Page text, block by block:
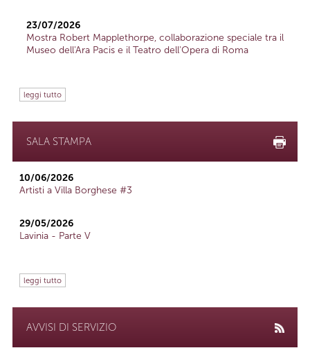
23/07/2026
Mostra Robert Mapplethorpe, collaborazione speciale tra il
Museo dell'Ara Pacis e il Teatro dell'Opera di Roma
leggi tutto
SALA STAMPA
10/06/2026
Artisti a Villa Borghese #3
29/05/2026
Lavinia - Parte V
leggi tutto
AVVISI DI SERVIZIO